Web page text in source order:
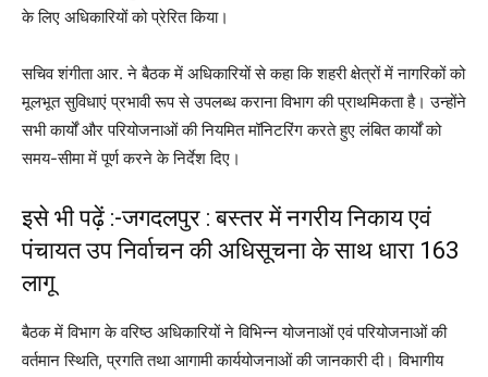
के लिए अधिकारियों को प्रेरित किया।
सचिव शंगीता आर. ने बैठक में अधिकारियों से कहा कि शहरी क्षेत्रों में नागरिकों को
मूलभूत सुविधाएं प्रभावी रूप से उपलब्ध कराना विभाग की प्राथमिकता है। उन्होंने
सभी कार्यों और परियोजनाओं की नियमित मॉनिटरिंग करते हुए लंबित कार्यों को
समय-सीमा में पूर्ण करने के निर्देश दिए।
इसे भी पढ़ें :-जगदलपुर : बस्तर में नगरीय निकाय एवं
पंचायत उप निर्वाचन की अधिसूचना के साथ धारा 163
लागू
बैठक में विभाग के वरिष्ठ अधिकारियों ने विभिन्न योजनाओं एवं परियोजनाओं की
वर्तमान स्थिति, प्रगति तथा आगामी कार्ययोजनाओं की जानकारी दी। विभागीय